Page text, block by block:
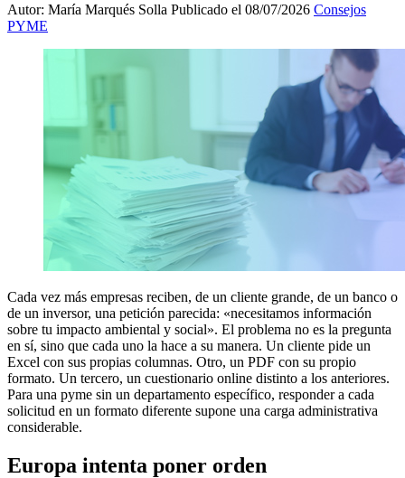
Autor: María Marqués Solla Publicado el 08/07/2026 Consejos
PYME
Cada vez más empresas reciben, de un cliente grande, de un banco o
de un inversor, una petición parecida: «necesitamos información
sobre tu impacto ambiental y social». El problema no es la pregunta
en sí, sino que cada uno la hace a su manera. Un cliente pide un
Excel con sus propias columnas. Otro, un PDF con su propio
formato. Un tercero, un cuestionario online distinto a los anteriores.
Para una pyme sin un departamento específico, responder a cada
solicitud en un formato diferente supone una carga administrativa
considerable.
Europa intenta poner orden